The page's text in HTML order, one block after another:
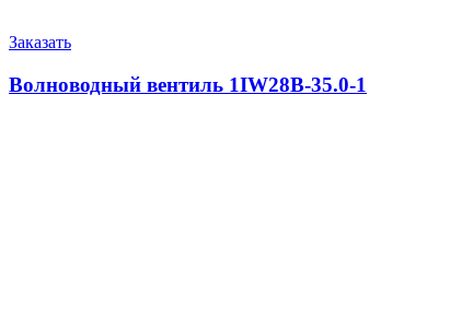
Заказать
Волноводный вентиль 1IW28B-35.0-1